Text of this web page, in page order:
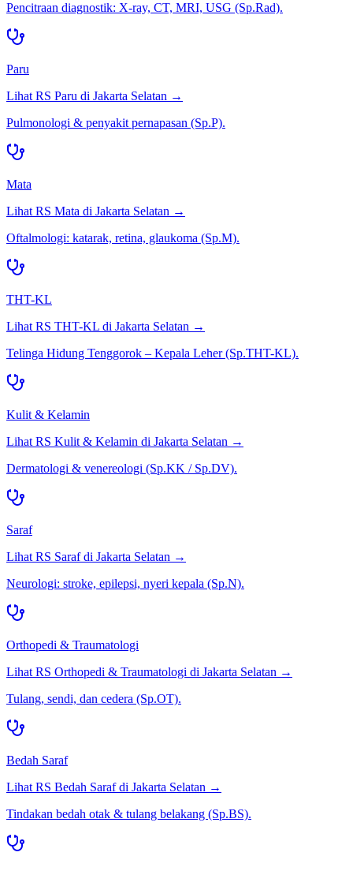
Pencitraan diagnostik: X-ray, CT, MRI, USG (Sp.Rad).
Paru
Lihat RS Paru di Jakarta Selatan →
Pulmonologi & penyakit pernapasan (Sp.P).
Mata
Lihat RS Mata di Jakarta Selatan →
Oftalmologi: katarak, retina, glaukoma (Sp.M).
THT-KL
Lihat RS THT-KL di Jakarta Selatan →
Telinga Hidung Tenggorok – Kepala Leher (Sp.THT-KL).
Kulit & Kelamin
Lihat RS Kulit & Kelamin di Jakarta Selatan →
Dermatologi & venereologi (Sp.KK / Sp.DV).
Saraf
Lihat RS Sarafdi Jakarta Selatan →
Neurologi: stroke, epilepsi, nyeri kepala (Sp.N).
Orthopedi & Traumatologi
Lihat RS Orthopedi & Traumatologi di Jakarta Selatan →
Tulang, sendi, dan cedera (Sp.OT).
Bedah Saraf
Lihat RS Bedah Sarafdi Jakarta Selatan →
Tindakan bedah otak & tulang belakang (Sp.BS).